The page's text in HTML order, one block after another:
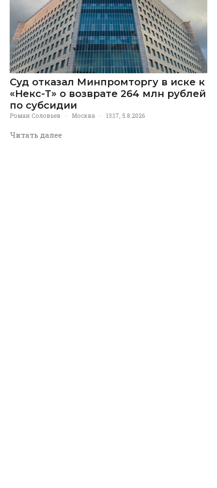
Суд отказал Минпромторгу в иске к
«Некс-Т» о возврате 264 млн рублей
по субсидии
Роман Соловьев · Москва · 13:17, 5.8.2026
Читать далее